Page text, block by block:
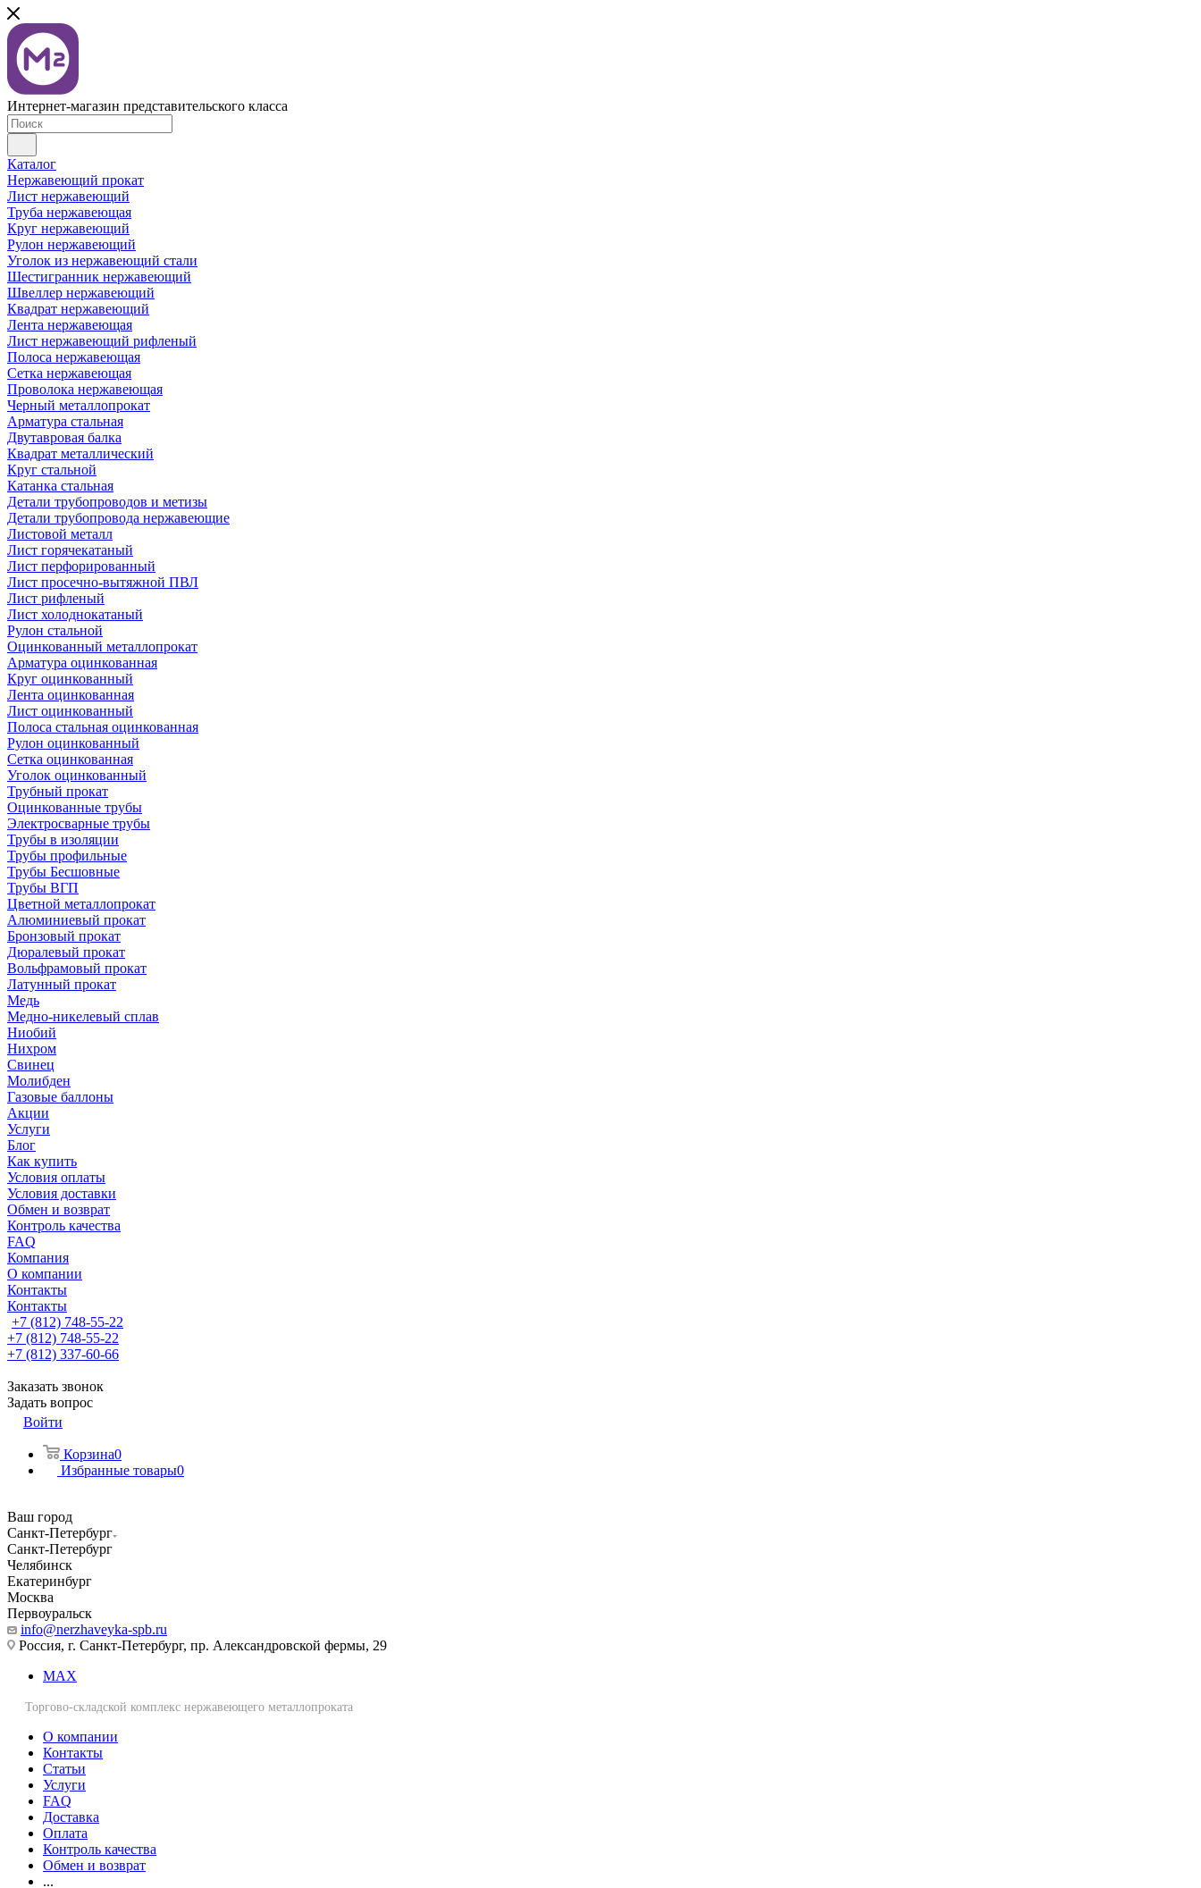
Интернет-магазин представительского класса
Каталог
Нержавеющий прокат
Лист нержавеющий
Труба нержавеющая
Круг нержавеющий
Рулон нержавеющий
Уголок из нержавеющий стали
Шестигранник нержавеющий
Швеллер нержавеющий
Квадрат нержавеющий
Лента нержавеющая
Лист нержавеющий рифленый
Полоса нержавеющая
Сетка нержавеющая
Проволока нержавеющая
Черный металлопрокат
Арматура стальная
Двутавровая балка
Квадрат металлический
Круг стальной
Катанка стальная
Детали трубопроводов и метизы
Детали трубопровода нержавеющие
Листовой металл
Лист горячекатаный
Лист перфорированный
Лист просечно-вытяжной ПВЛ
Лист рифленый
Лист холоднокатаный
Рулон стальной
Оцинкованный металлопрокат
Арматура оцинкованная
Круг оцинкованный
Лента оцинкованная
Лист оцинкованный
Полоса стальная оцинкованная
Рулон оцинкованный
Сетка оцинкованная
Уголок оцинкованный
Трубный прокат
Оцинкованные трубы
Электросварные трубы
Трубы в изоляции
Трубы профильные
Трубы Бесшовные
Трубы ВГП
Цветной металлопрокат
Алюминиевый прокат
Бронзовый прокат
Дюралевый прокат
Вольфрамовый прокат
Латунный прокат
Медь
Медно-никелевый сплав
Ниобий
Нихром
Свинец
Молибден
Газовые баллоны
Акции
Услуги
Блог
Как купить
Условия оплаты
Условия доставки
Обмен и возврат
Контроль качества
FAQ
Компания
О компании
Контакты
Контакты
+7 (812) 748-55-22
+7 (812) 748-55-22
+7 (812) 337-60-66
Заказать звонок
Задать вопрос
Войти
Корзина0
Избранные товары0
Ваш город
Санкт-Петербург
Санкт-Петербург
Челябинск
Екатеринбург
Москва
Первоуральск
info@nerzhaveyka-spb.ru
Россия, г. Санкт-Петербург, пр. Александровской фермы, 29
MAX
Торгово-складской комплекс нержавеющего металлопроката
О компании
Контакты
Статьи
Услуги
FAQ
Доставка
Оплата
Контроль качества
Обмен и возврат
...